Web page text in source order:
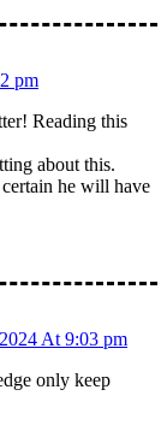
pm
Reading this
about this.
he will have
At 9:03 pm
only keep